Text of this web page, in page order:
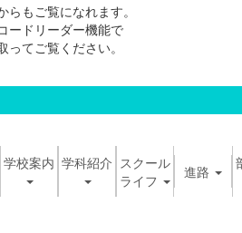
らもご覧になれます。
ードリーダー機能で
ってご覧ください。
学校案内 学科紹介 スクール
ライフ
進路